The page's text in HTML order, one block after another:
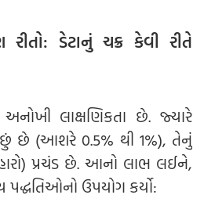
રીતો: ડેટાનું ચક્ર કેવી રીતે
લાક્ષણિકતા છે. જ્યારે
છે (આશરે 0.5% થી 1%), તેનું
પ્રચંડ છે. આનો લાભ લઈને,
ઉપયોગ કર્યો: